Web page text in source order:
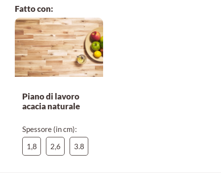
Fatto con:
Piano di lavoro
acacia naturale
Spessore (in cm):
1,8
2,6 3.8